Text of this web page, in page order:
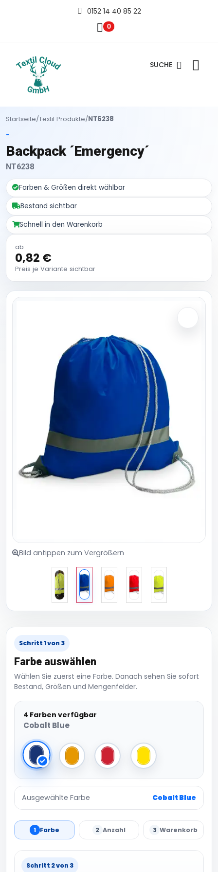
0152 14 40 85 22
0
SUCHE
Startseite/Textil Produkte/NT6238
-
Backpack ´Emergency´
NT6238
Farben & Größen direkt wählbar
Bestand sichtbar
Schnell in den Warenkorb
ab
0,82 €
Preis je Variante sichtbar
Bild antippen zum Vergrößern
Schritt 1 von 3
Farbe auswählen
Wählen Sie zuerst eine Farbe. Danach sehen Sie sofort
Bestand, Größen und Mengenfelder.
4 Farben verfügbar
Cobalt Blue
Cobalt Blue Orange Red Yellow
Ausgewählte Farbe Cobalt Blue
1 Farbe 2 Anzahl 3 Warenkorb
Schritt 2 von 3